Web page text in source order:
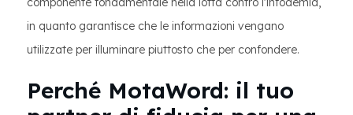
in quanto garantisce che le informazioni vengano
utilizzate per illuminare piuttosto che per confondere.
Perché MotaWord: il tuo